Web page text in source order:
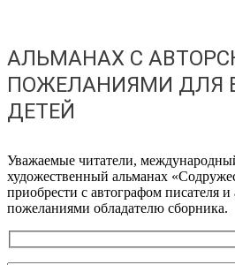
АЛЬМАНАХ С
ПОЖЕЛАНИЯМИ ДЛЯ
ДЕТЕЙ
Уважаемые читатели,
художественный альманах
приобрести с автографом писателя
пожеланиями обладателю сборника.